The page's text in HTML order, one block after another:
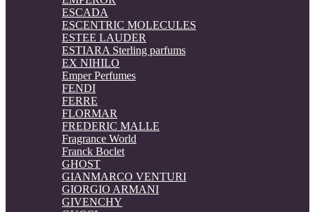
ESCADA
ESCENTRIC MOLECULES
ESTEE LAUDER
ESTIARA Sterling parfums
EX NIHILO
Emper Perfumes
FENDI
FERRE
FLORMAR
FREDERIC MALLE
Fragrance World
Franck Boclet
GHOST
GIANMARCO VENTURI
GIORGIO ARMANI
GIVENCHY